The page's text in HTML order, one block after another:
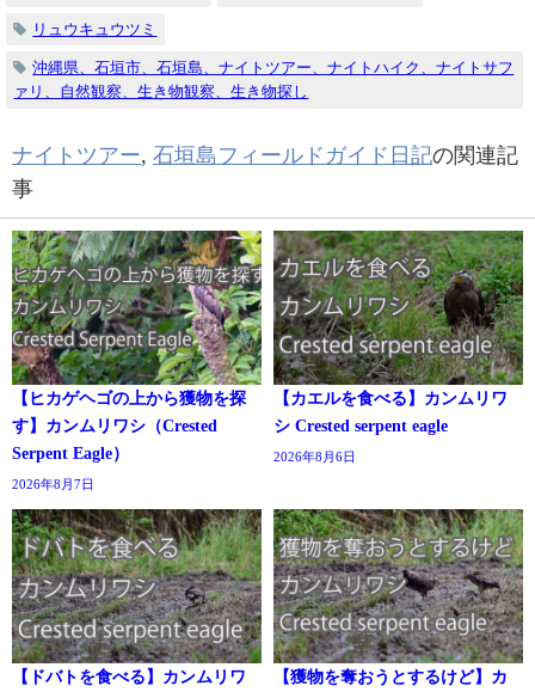
リュウキュウツミ
沖縄県、石垣市、石垣島、ナイトツアー、ナイトハイク、ナイトサフ
ァリ、自然観察、生き物観察、生き物探し
ナイトツアー, 石垣島フィールドガイド日記の関連記
事
【ヒカゲヘゴの上から獲物を探
す】カンムリワシ（Crested
Serpent Eagle）
2026年8月7日
【カエルを食べる】カンムリワ
シ Crested serpent eagle
2026年8月6日
【ドバトを食べる】カンムリワ
【獲物を奪おうとするけど】カ